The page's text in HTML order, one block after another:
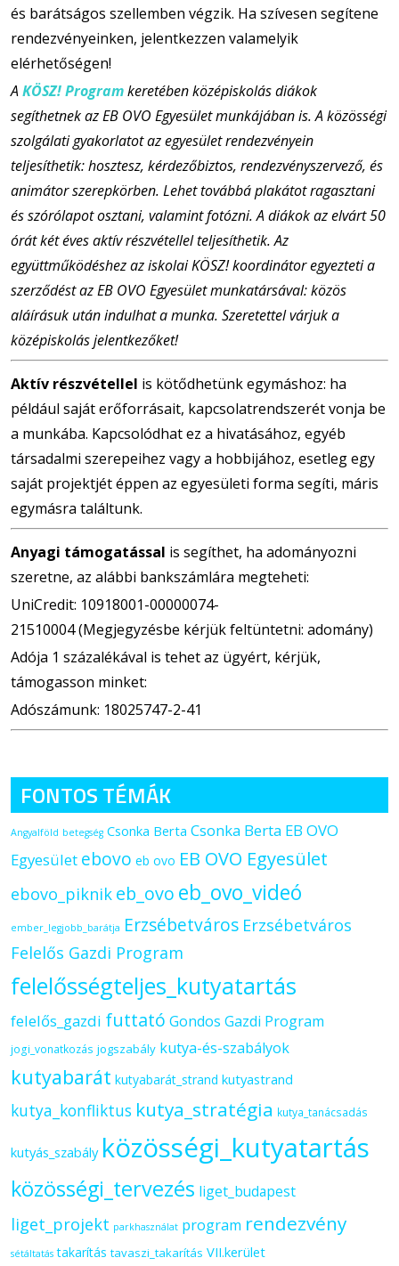
és barátságos szellemben végzik. Ha szívesen segítene
rendezvényeinken, jelentkezzen valamelyik
elérhetőségen!
AKÖSZ! Programkeretében középiskolás diákok
segíthetnek az EB OVO Egyesület munkájában is. A közösségi
szolgálati gyakorlatot az egyesület rendezvényein
teljesíthetik: hosztesz, kérdezőbiztos, rendezvényszervező, és
animátor szerepkörben. Lehet továbbá plakátot ragasztani
és szórólapot osztani, valamint fotózni. A diákok az elvárt 50
órát két éves aktív részvétellel teljesíthetik. Az
együttműködéshez az iskolai KÖSZ! koordinátor egyezteti a
szerződést az EB OVO Egyesület munkatársával: közös
aláírásuk után indulhat a munka. Szeretettel várjuk a
középiskolás jelentkezőket!
Aktív részvétellel is kötődhetünk egymáshoz: ha
például saját erőforrásait, kapcsolatrendszerét vonja be
a munkába. Kapcsolódhat ez a hivatásához, egyéb
társadalmi szerepeihez vagy a hobbijához, esetleg egy
saját projektjét éppen az egyesületi forma segíti, máris
egymásra találtunk.
Anyagi támogatással is segíthet, ha adományozni
szeretne, az alábbi bankszámlára megteheti:
UniCredit: 10918001-00000074-
21510004 (Megjegyzésbe kérjük feltüntetni: adomány)
Adója 1 százalékával is tehet az ügyért, kérjük,
támogasson minket:
Adószámunk: 18025747-2-41
FONTOS TÉMÁK
Angyalföld betegség Csonka Berta Csonka Berta EB OVO
Egyesület ebovo eb ovo EB OVO Egyesület
ebovo_piknik eb_ovo eb_ovo_videó
ember_legjobb_barátja Erzsébetváros Erzsébetváros
Felelős Gazdi Program
felelősségteljes_kutyatartás
felelős_gazdi futtató Gondos Gazdi Program
jogi_vonatkozás jogszabály kutya-és-szabályok
kutyabarát kutyabarát_strand kutyastrand
kutya_konfliktus kutya_stratégia kutya_tanácsadás
kutyás_szabály közösségi_kutyatartás
közösségi_tervezés liget_budapest
liget_projekt parkhasználat program rendezvény
sétáltatás takarítás tavaszi_takarítás VII.kerület